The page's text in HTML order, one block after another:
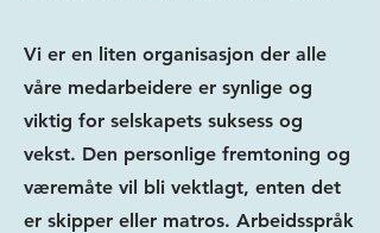
Vi er en liten organisasjon der alle
våre medarbeidere er synlige og
viktig for selskapets suksess og
vekst. Den personlige fremtoning og
væremåte vil bli vektlagt, enten det
er skipper eller matros. Arbeidsspråk